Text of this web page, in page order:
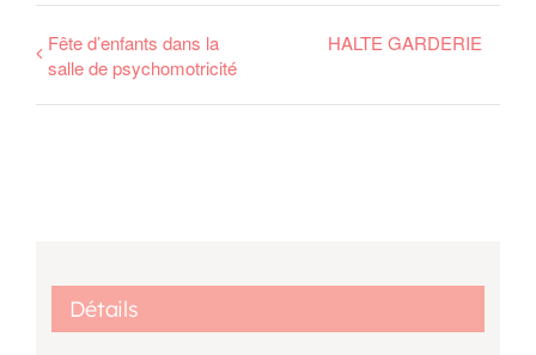
Fête d’enfants dans la
salle de psychomotricité
HALTE GARDERIE
Détails